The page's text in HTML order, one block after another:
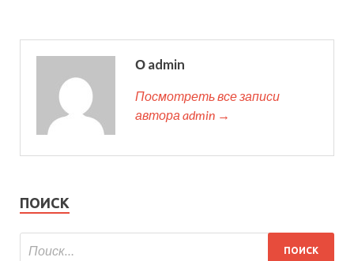
О admin
Посмотреть все записи
автора admin →
ПОИСК